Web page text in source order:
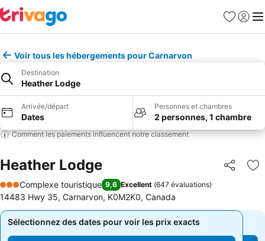
Favoris
Se
Voir tous les hébergements pour Carnarvon
Destination
Heather Lodge
Arrivée/départ
Dates
Personnes et chambres
2 personnes, 1 chambre
Comment les paiements influencent notre classement
Heather Lodge Partager
3 Étoiles
Complexe touristique 9,6 Excellent (647 évaluations)
14483 Hwy 35, Carnarvon, K0M2K0, Canada
Sélectionnez des dates pour voir les prix exacts
Sélectionnez des dates pour voir les prix exacts